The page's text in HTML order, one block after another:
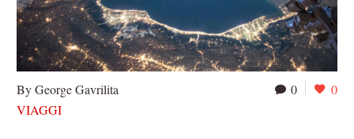
0 0
By George Gavrilita
VIAGGI